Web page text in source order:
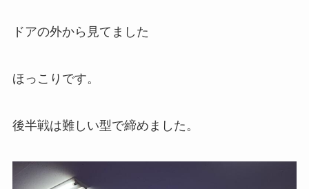
ドアの外から見てました
ほっこりです。
後半戦は難しい型で締めました。